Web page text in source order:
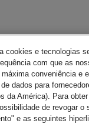
cookies e tecnologias
com que as
máxima conveniência e
dados para
da América). Para
de revogar
e as seguintes